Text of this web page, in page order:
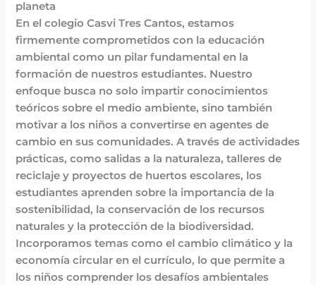
planeta
En el colegio Casvi Tres Cantos, estamos
firmemente comprometidos con la educación
ambiental como un pilar fundamental en la
formación de nuestros estudiantes. Nuestro
enfoque busca no solo impartir conocimientos
teóricos sobre el medio ambiente, sino también
motivar a los niños a convertirse en agentes de
cambio en sus comunidades. A través de actividades
prácticas, como salidas a la naturaleza, talleres de
reciclaje y proyectos de huertos escolares, los
estudiantes aprenden sobre la importancia de la
sostenibilidad, la conservación de los recursos
naturales y la protección de la biodiversidad.
Incorporamos temas como el cambio climático y la
economía circular en el currículo, lo que permite a
los niños comprender los desafíos ambientales